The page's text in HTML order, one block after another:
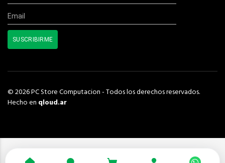
© 2026 PC Store Computacion - Todos los derechos reservados.
Hecho en qloud.ar